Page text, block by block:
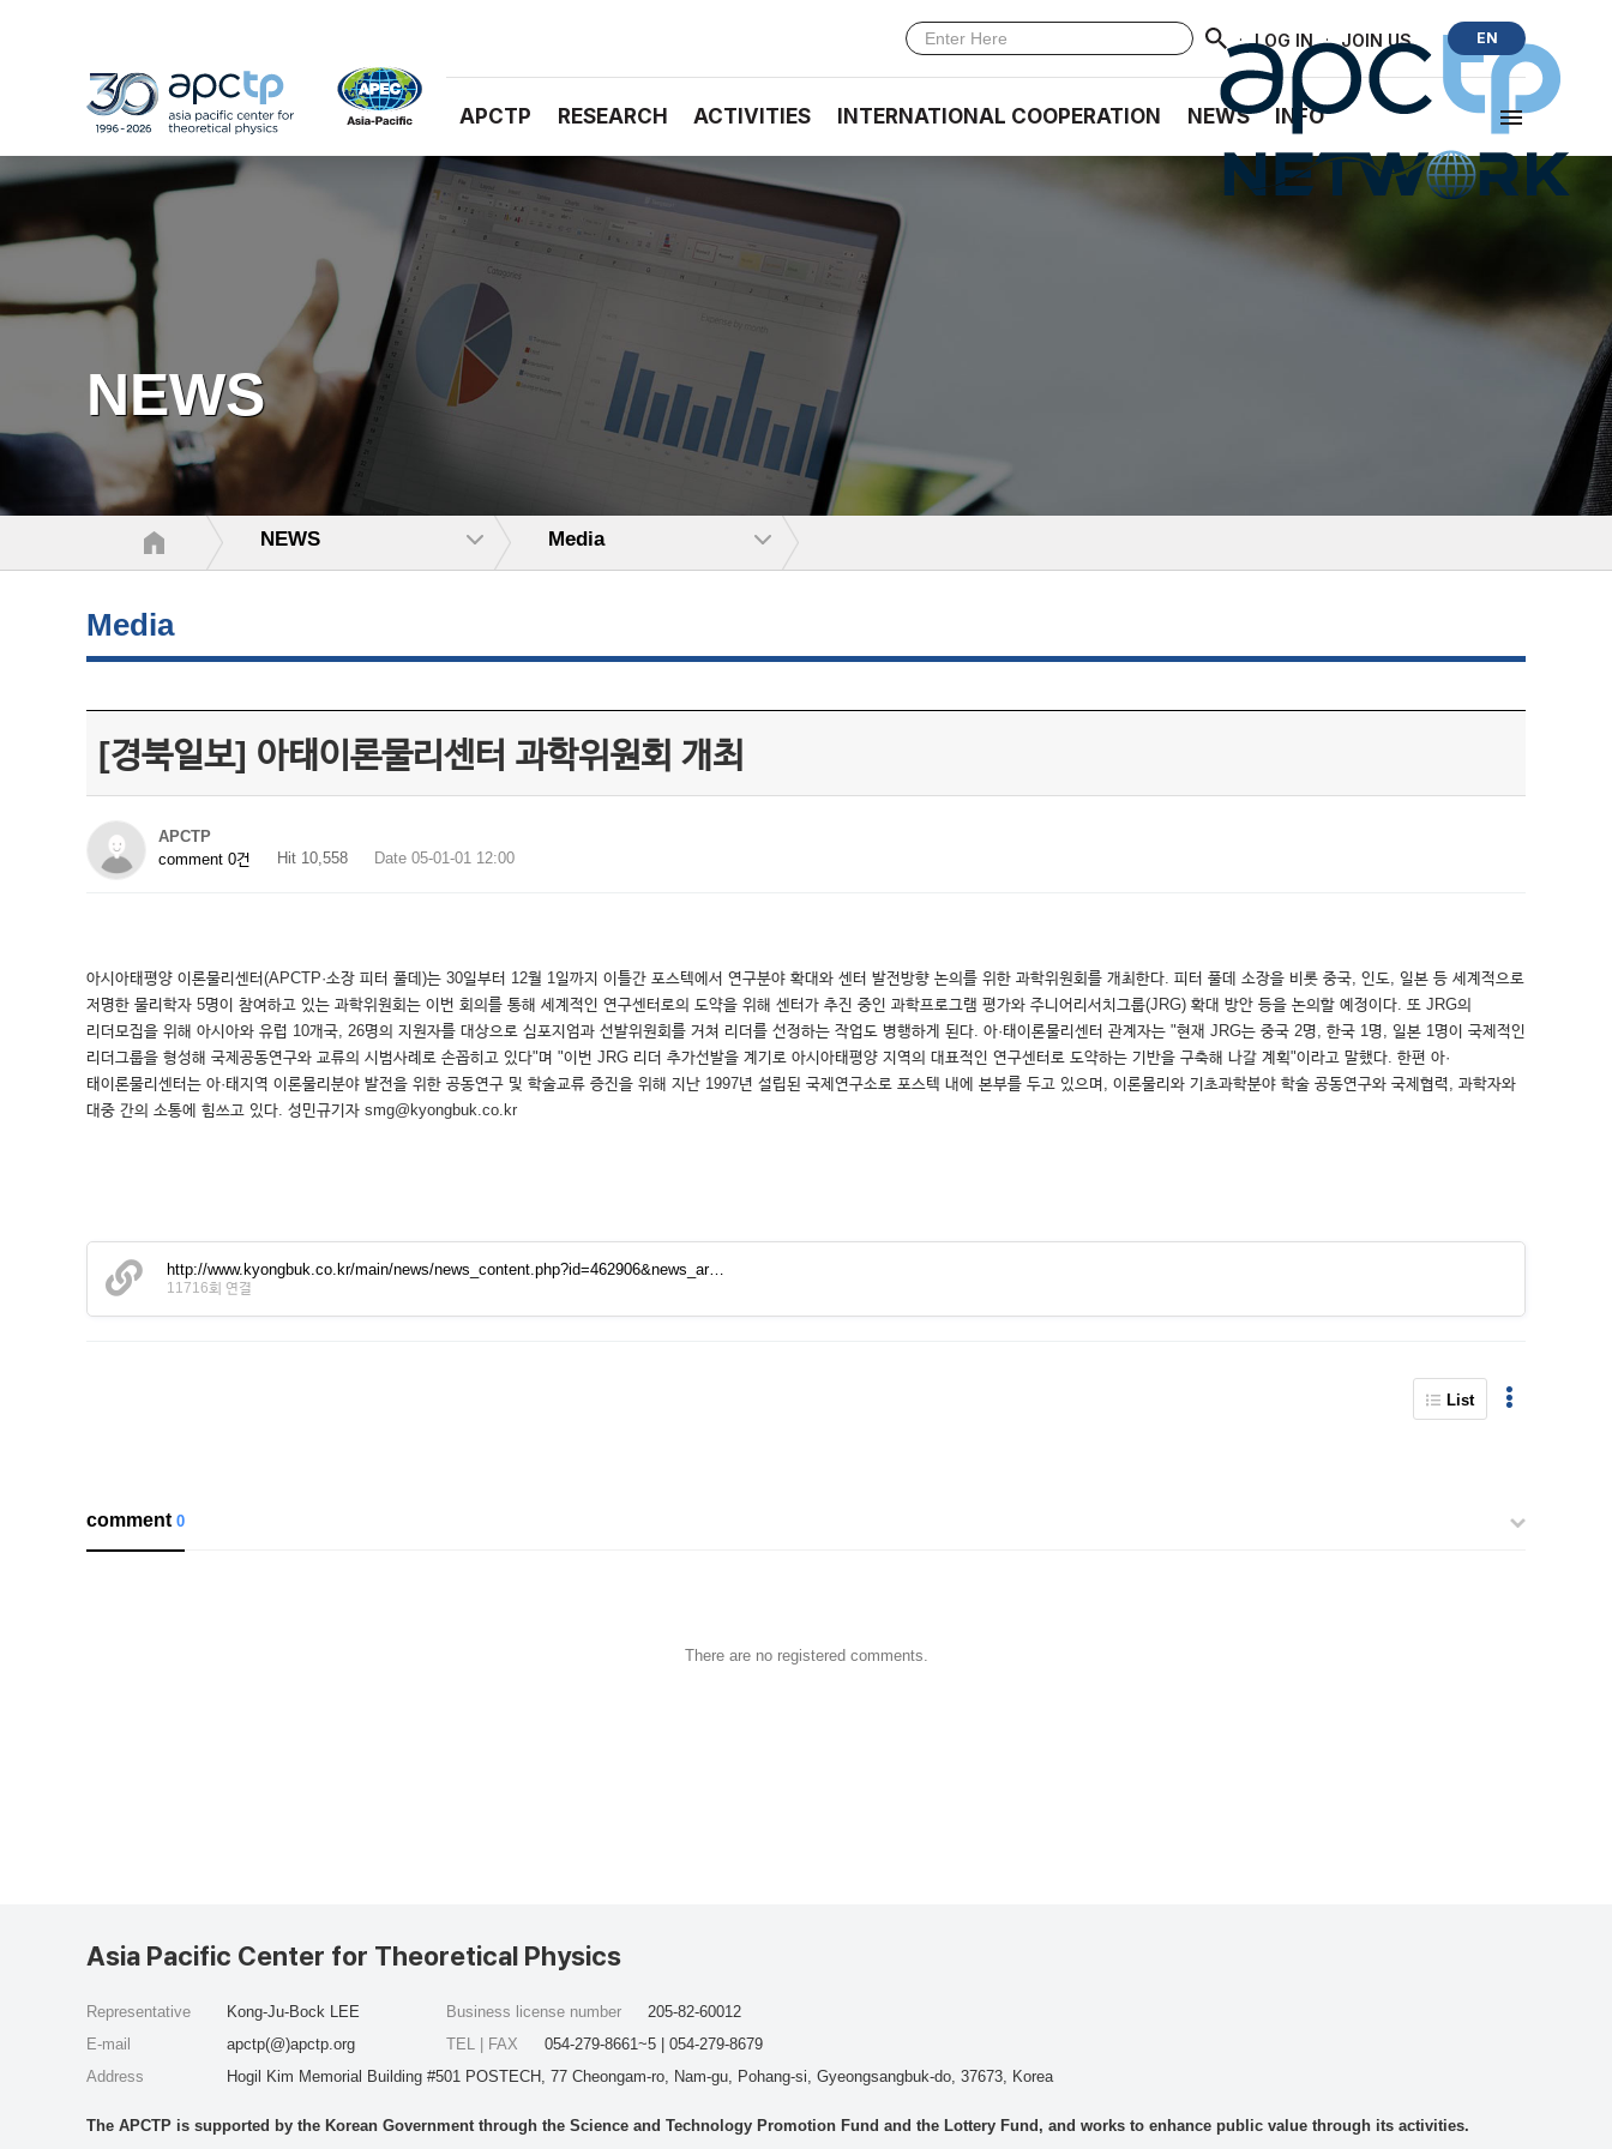
· LOG IN · JOIN US EN
APCTP RESEARCH ACTIVITIES INTERNATIONAL COOPERATION NEWS INFO
NEWS
NEWS Media
Media
[경북일보] 아태이론물리센터 과학위원회 개최
APCTP
comment 0건
Hit 10,558 Date 05-01-01 12:00
아시아태평양 이론물리센터(APCTP·소장 피터 풀데)는 30일부터 12월 1일까지 이틀간 포스텍에서 연구분야 확대와 센터 발전방향 논의를 위한 과학위원회를 개최한다. 피터 풀데 소장을 비롯 중국, 인도, 일본 등 세계적으로
저명한 물리학자 5명이 참여하고 있는 과학위원회는 이번 회의를 통해 세계적인 연구센터로의 도약을 위해 센터가 추진 중인 과학프로그램 평가와 주니어리서치그룹(JRG) 확대 방안 등을 논의할 예정이다. 또 JRG의
리더모집을 위해 아시아와 유럽 10개국, 26명의 지원자를 대상으로 심포지엄과 선발위원회를 거쳐 리더를 선정하는 작업도 병행하게 된다. 아·태이론물리센터 관계자는 "현재 JRG는 중국 2명, 한국 1명, 일본 1명이 국제적인
리더그룹을 형성해 국제공동연구와 교류의 시범사례로 손꼽히고 있다"며 "이번 JRG 리더 추가선발을 계기로 아시아태평양 지역의 대표적인 연구센터로 도약하는 기반을 구축해 나갈 계획"이라고 말했다. 한편 아·
태이론물리센터는 아·태지역 이론물리분야 발전을 위한 공동연구 및 학술교류 증진을 위해 지난 1997년 설립된 국제연구소로 포스텍 내에 본부를 두고 있으며, 이론물리와 기초과학분야 학술 공동연구와 국제협력, 과학자와
대중 간의 소통에 힘쓰고 있다. 성민규기자 smg@kyongbuk.co.kr
http://www.kyongbuk.co.kr/main/news/news_content.php?id=462906&news_ar…
11716회 연결
List
comment0
There are no registered comments.
Asia Pacific Center for Theoretical Physics
Representative
Kong-Ju-Bock LEE
E-mail
apctp(@)apctp.org
Address
Hogil Kim Memorial Building #501 POSTECH, 77 Cheongam-ro, Nam-gu, Pohang-si, Gyeongsangbuk-do, 37673, Korea
Business license number
205-82-60012
TEL | FAX
054-279-8661~5 | 054-279-8679
The APCTP is supported by the Korean Government through the Science and Technology Promotion Fund and the Lottery Fund, and works to enhance public value through its activities.